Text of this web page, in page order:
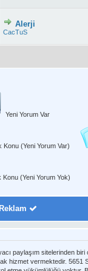
Alerji
CacTuS
Yeni Yorum Var
Konu (Yeni Yorum Var)
Konu (Yeni Yorum Yok)
paylaşım sitelerinden biri
hizmet vermektedir. 5651